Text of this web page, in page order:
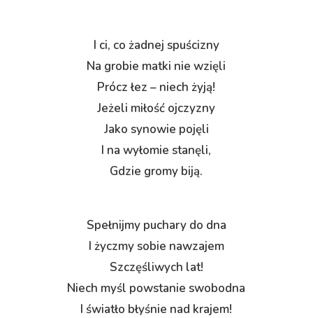
I ci, co żadnej spuścizny
Na grobie matki nie wzięli
Prócz łez – niech żyją!
Jeżeli miłość ojczyzny
Jako synowie pojęli
I na wyłomie stanęli,
Gdzie gromy biją.
Spełnijmy puchary do dna
I życzmy sobie nawzajem
Szczęśliwych lat!
Niech myśl powstanie swobodna
I światło błyśnie nad krajem!